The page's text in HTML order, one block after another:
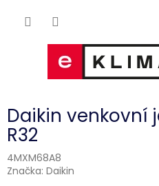
Daikin venkovní
R32
4MXM68A8
Značka: Daikin